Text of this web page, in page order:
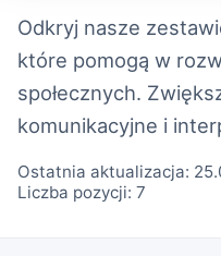
Odkryj nasze
które pomogą w
społecznych.
komunikacyjne i
Ostatnia aktualizacja:
Liczba pozycji: 7